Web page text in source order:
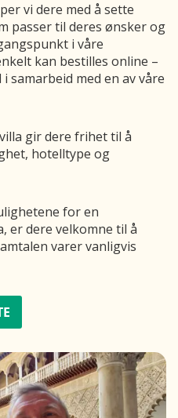
vi dere med å sette
passer til deres ønsker og
i våre
kan bestilles online –
samarbeid med en av våre
gir dere frihet til å
hotelltype og
for en
er dere velkomne til å
varer vanligvis